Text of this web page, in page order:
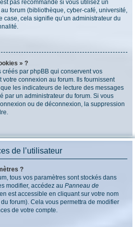
pas recommandé si vous utilisez un
forum (bibliothèque, cyber-café, université,
case, cela signifie qu’un administrateur du
» ?
par phpBB qui conservent vos
votre connexion au forum. Ils fournissent
les indicateurs de lecture des messages
par un administrateur du forum. Si vous
ou de déconnexion, la suppression
de l’utilisateur
?
tous vos paramètres sont stockés dans
modifier, accédez au Panneau de
est accessible en cliquant sur votre nom
forum). Cela vous permettra de modifier
de votre compte.